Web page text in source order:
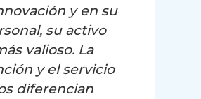
y en su
su activo
valioso. La
y el servicio
diferencian